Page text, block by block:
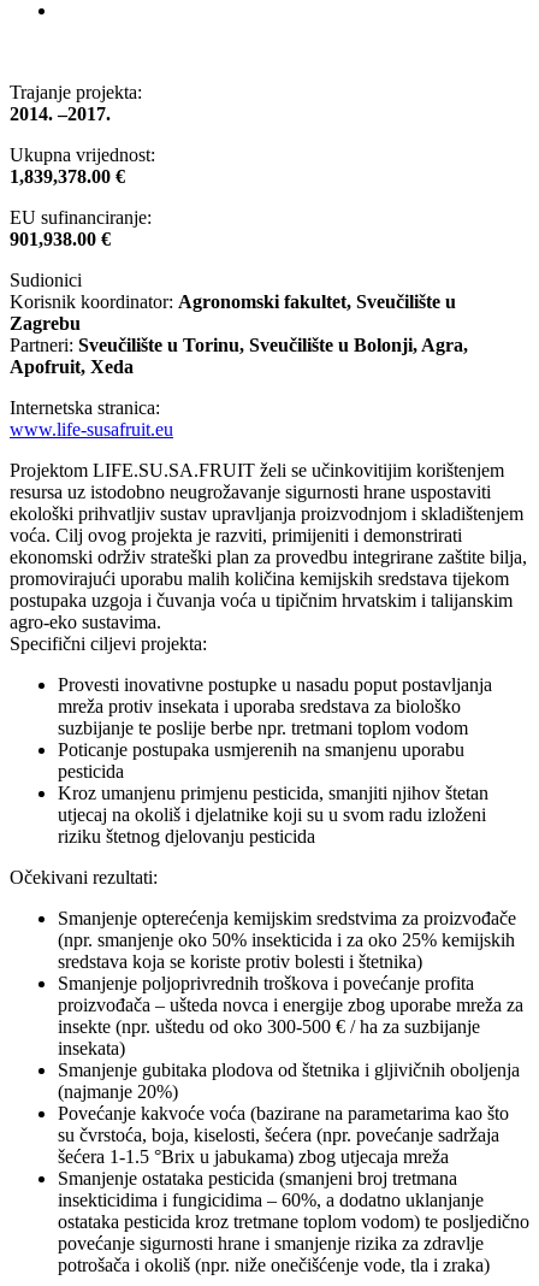
Trajanje projekta:
2014. –2017.
Ukupna vrijednost:
1,839,378.00 €
EU sufinanciranje:
901,938.00 €
Sudionici
Korisnik koordinator: Agronomski fakultet, Sveučilište u
Zagrebu
Partneri: Sveučilište u Torinu, Sveučilište u Bolonji, Agra,
Apofruit, Xeda
Internetska stranica:
www.life-susafruit.eu
Projektom LIFE.SU.SA.FRUIT želi se učinkovitijim korištenjem
resursa uz istodobno neugrožavanje sigurnosti hrane uspostaviti
ekološki prihvatljiv sustav upravljanja proizvodnjom i skladištenjem
voća. Cilj ovog projekta je razviti, primijeniti i demonstrirati
ekonomski održiv strateški plan za provedbu integrirane zaštite bilja,
promovirajući uporabu malih količina kemijskih sredstava tijekom
postupaka uzgoja i čuvanja voća u tipičnim hrvatskim i talijanskim
agro-eko sustavima.
Specifični ciljevi projekta:
Provesti inovativne postupke u nasadu poput postavljanja
mreža protiv insekata i uporaba sredstava za biološko
suzbijanje te poslije berbe npr. tretmani toplom vodom
Poticanje postupaka usmjerenih na smanjenu uporabu
pesticida
Kroz umanjenu primjenu pesticida, smanjiti njihov štetan
utjecaj na okoliš i djelatnike koji su u svom radu izloženi
riziku štetnog djelovanju pesticida
Očekivani rezultati:
Smanjenje opterećenja kemijskim sredstvima za proizvođače
(npr. smanjenje oko 50% insekticida i za oko 25% kemijskih
sredstava koja se koriste protiv bolesti i štetnika)
Smanjenje poljoprivrednih troškova i povećanje profita
proizvođača – ušteda novca i energije zbog uporabe mreža za
insekte (npr. uštedu od oko 300-500 € / ha za suzbijanje
insekata)
Smanjenje gubitaka plodova od štetnika i gljivičnih oboljenja
(najmanje 20%)
Povećanje kakvoće voća (bazirane na parametarima kao što
su čvrstoća, boja, kiselosti, šećera (npr. povećanje sadržaja
šećera 1-1.5 °Brix u jabukama) zbog utjecaja mreža
Smanjenje ostataka pesticida (smanjeni broj tretmana
insekticidima i fungicidima – 60%, a dodatno uklanjanje
ostataka pesticida kroz tretmane toplom vodom) te posljedično
povećanje sigurnosti hrane i smanjenje rizika za zdravlje
potrošača i okoliš (npr. niže onečišćenje vode, tla i zraka)